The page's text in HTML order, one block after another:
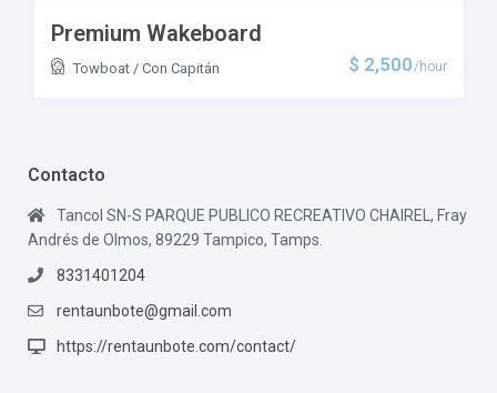
$ 2,500/hour
Premium Wakeboard
Towboat/ Con Capitán
Contacto
Tancol SN-S PARQUE PUBLICO RECREATIVO CHAIREL, Fray
Andrés de Olmos, 89229 Tampico, Tamps.
8331401204
rentaunbote@gmail.com
https://rentaunbote.com/contact/